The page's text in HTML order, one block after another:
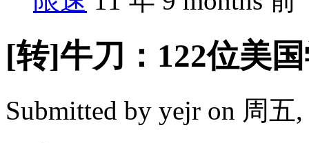
[转]牛刀：122位美
Submitted by yejr on 周五,